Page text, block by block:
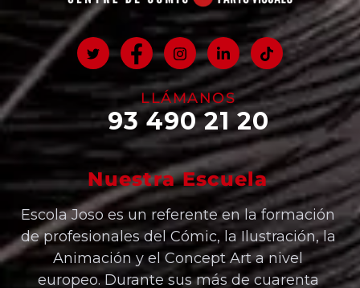
LLÁMANOS
93 490 21 20
Nuestra Escuela
Escola Joso es un referente en la formación
de profesionales del Cómic, la Ilustración, la
Animación y el Concept Art a nivel
europeo. Durante sus más de cuarenta